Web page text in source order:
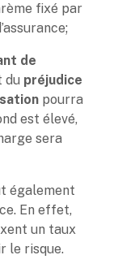
fixé par
de
du préjudice
pourra
est élevé,
sera
également
En effet,
un taux
le risque.